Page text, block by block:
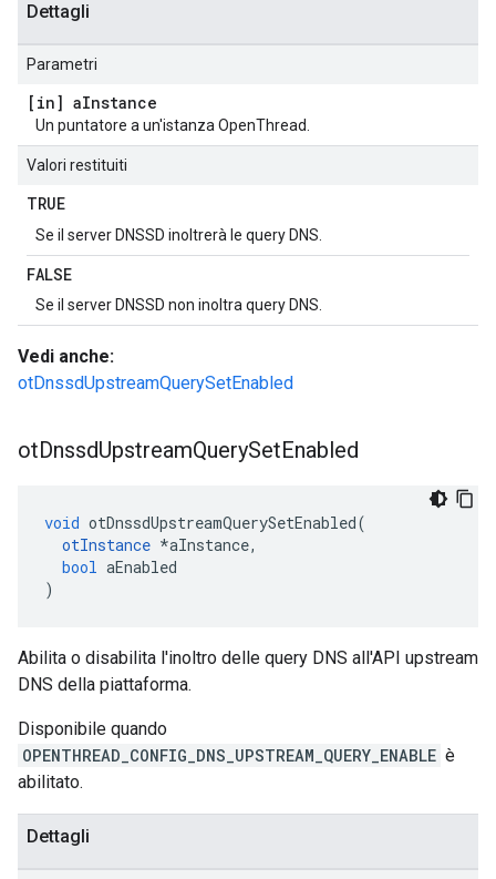
Dettagli
Parametri
[in] aInstance
Un puntatore a un'istanza OpenThread.
Valori restituiti
TRUE
Se il server DNSSD inoltrerà le query DNS.
FALSE
Se il server DNSSD non inoltra query DNS.
Vedi anche:
otDnssdUpstreamQuerySetEnabled
otDnssdUpstreamQuerySetEnabled
void otDnssdUpstreamQuerySetEnabled(
otInstance *aInstance,
bool aEnabled
)
Abilita o disabilita l'inoltro delle query DNS all'API upstream
DNS della piattaforma.
Disponibile quando
OPENTHREAD_CONFIG_DNS_UPSTREAM_QUERY_ENABLE è
abilitato.
Dettagli